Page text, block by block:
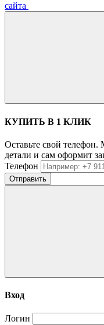
сайта
КУПИТЬ В 1 КЛИК
Оставьте свой телефон.
детали и сам оформит
Телефон
Отправить
Вход
Логин